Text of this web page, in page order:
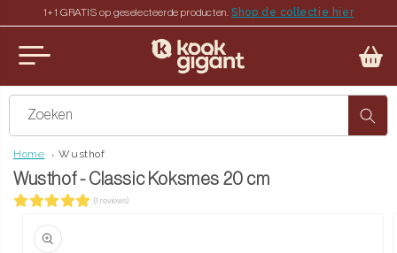
naar de content
1+1 GRATIS op geselecteerde producten.Shop de collectie hier
sluiten
Zoeken
Home Wusthof
Wusthof - Classic Koksmes 20 cm
(1 reviews)
naar productinformatie